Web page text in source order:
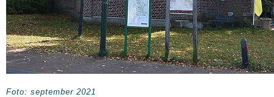
Foto: september 2021